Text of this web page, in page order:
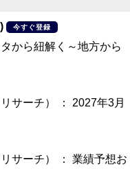
今すぐ登録
から紐解く～地方から
サーチ） ： 2027年3月
サーチ） ： 業績予想お